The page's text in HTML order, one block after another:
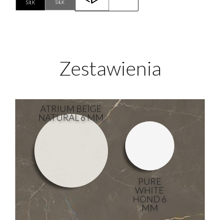
Zestawienia
PURE
WHITE
HOND 6
MM
ATRIUM BEIGE
NATURAL 6 MM